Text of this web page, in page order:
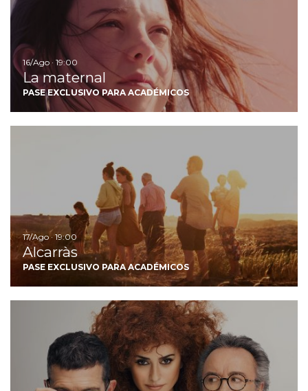
16/Ago · 19:00
La maternal
PASE EXCLUSIVO PARA ACADÉMICOS
17/Ago · 19:00
Alcarràs
PASE EXCLUSIVO PARA ACADÉMICOS